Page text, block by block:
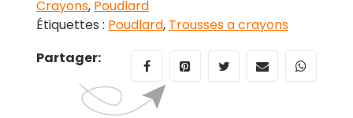
Poudlard
Crayons, Poudlard
Étiquettes : Poudlard, Trousses a crayons
Partager: